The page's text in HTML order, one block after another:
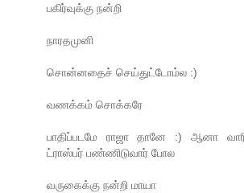
பகிர்வுக்கு நன்றி
நாரதமுனி
சொன்னதைச் செய்துட்டோம்ல :)
வணக்கம் சொக்கரே
பாதிப்படமே ராஜா தானே :) ஆனா
ட்ராஸ்பர் பண்ணிடுவார் போல
வருகைக்கு நன்றி மாயா